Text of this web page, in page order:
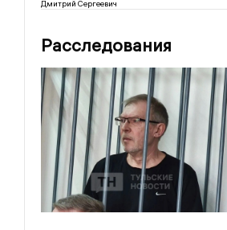
Дмитрий Сергеевич
Расследования